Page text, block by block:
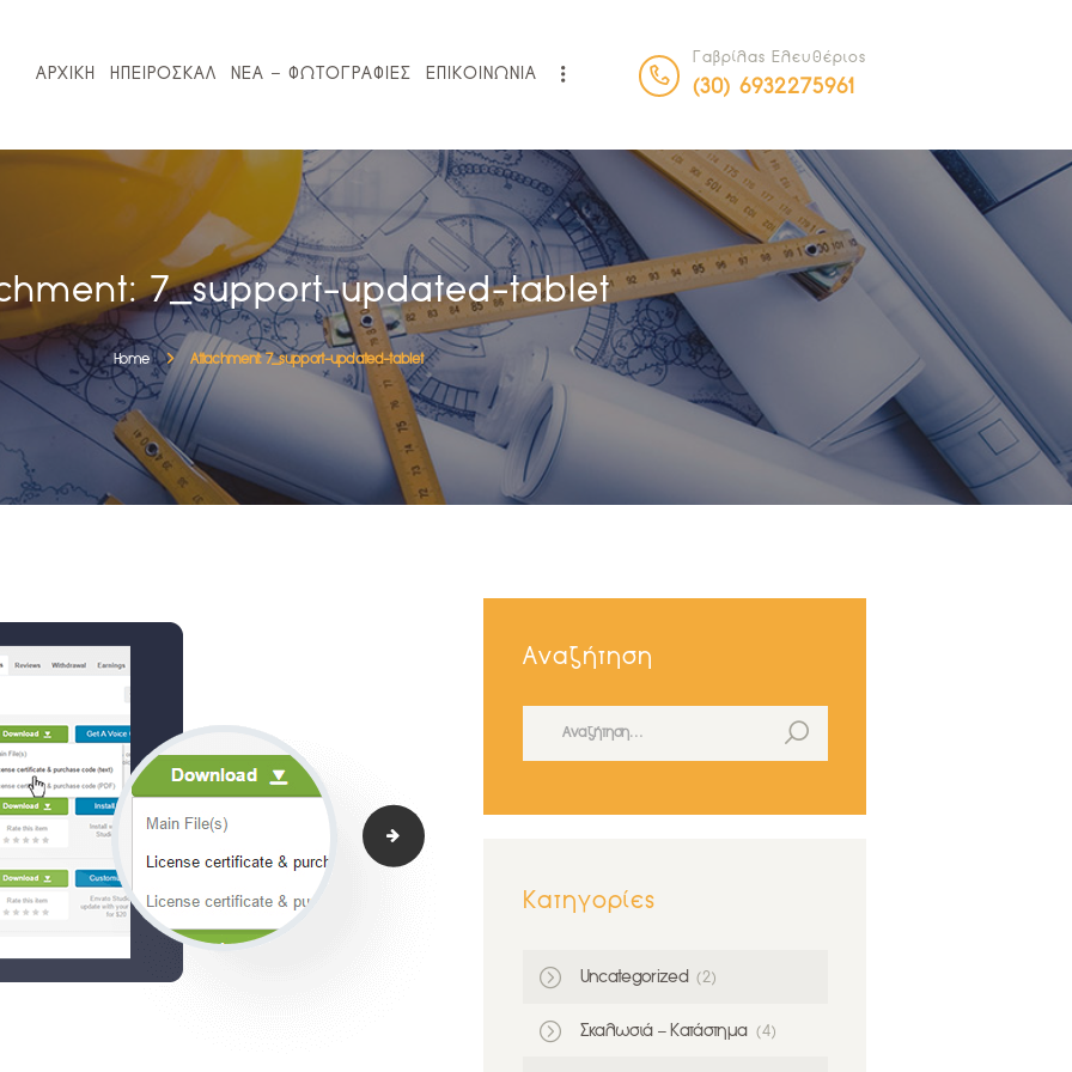
ΑΡΧΙΚΗ ΗΠΕΙΡΟΣΚΑΛ ΝΕΑ – ΦΩΤΟΓΡΑΦΙΕΣ ΕΠΙΚΟΙΝΩΝΙΑ
Γαβρίλας Ελευθέριος
(30) 6932275961
7_support-updated-tablet
Home Attachment: 7_support-updated-tablet
ΗΠΕΙΡΟΣΚΑΛ
ΕΠΙΚΟΙΝΩΝΙΑ
ΚΛΕΙΣΕ ΡΑΝΤΕΒΟΥ
inmotion
Αναζήτηση
Κατηγορίες
Uncategorized (2)
Σκαλωσιά – Κατάστημα (4)